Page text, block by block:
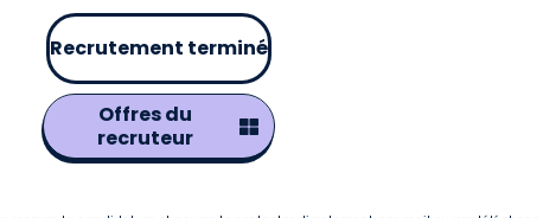
Recrutement terminé
Offres du
recruteur